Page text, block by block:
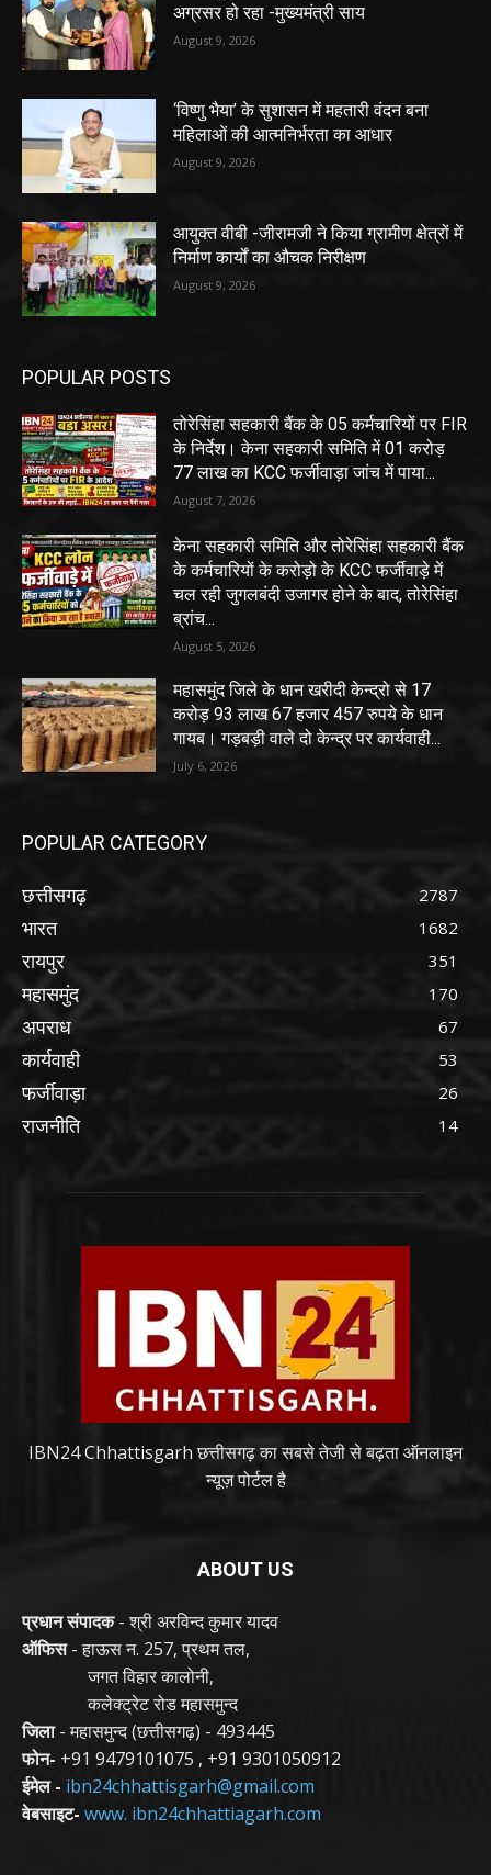
अग्रसर हो रहा -मुख्यमंत्री साय
August 9, 2026
‘विष्णु भैया’ के सुशासन में महतारी वंदन बना
महिलाओं की आत्मनिर्भरता का आधार
August 9, 2026
आयुक्त वीबी -जीरामजी ने किया ग्रामीण क्षेत्रों में
निर्माण कार्यों का औचक निरीक्षण
August 9, 2026
POPULAR POSTS
तोरेसिंहा सहकारी बैंक के 05 कर्मचारियों पर FIR
के निर्देश। केना सहकारी समिति में 01 करोड़
77 लाख का KCC फर्जीवाड़ा जांच में पाया...
August 7, 2026
केना सहकारी समिति और तोरेसिंहा सहकारी बैंक
के कर्मचारियों के करोड़ो के KCC फर्जीवाड़े में
चल रही जुगलबंदी उजागर होने के बाद, तोरेसिंहा
ब्रांच...
August 5, 2026
महासमुंद जिले के धान खरीदी केन्द्रो से 17
करोड़ 93 लाख 67 हजार 457 रुपये के धान
गायब। गड़बड़ी वाले दो केन्द्र पर कार्यवाही...
July 6, 2026
POPULAR CATEGORY
छत्तीसगढ़ 2787
भारत 1682
रायपुर 351
महासमुंद 170
अपराध 67
कार्यवाही 53
फर्जीवाड़ा 26
राजनीति 14
IBN24 Chhattisgarh छत्तीसगढ़ का सबसे तेजी से बढ़ता ऑनलाइन
न्यूज़ पोर्टल है
ABOUT US
प्रधान संपादक- श्री अरविन्द कुमार यादव
ऑफिस- हाऊस न. 257, प्रथम तल,
जगत विहार कालोनी,
कलेक्ट्रेट रोड महासमुन्द
जिला- महासमुन्द (छत्तीसगढ़) - 493445
फोन- +91 9479101075 , +91 9301050912
ईमेल - ibn24chhattisgarh@gmail.com
वेबसाइट- www. ibn24chhattiagarh.com